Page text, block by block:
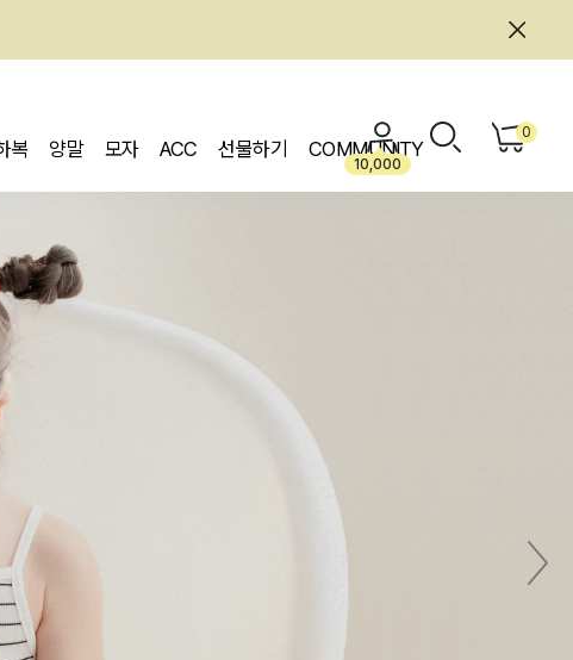
복 양말 모자 ACC 선물하기 COMMUNITY
10,000
0